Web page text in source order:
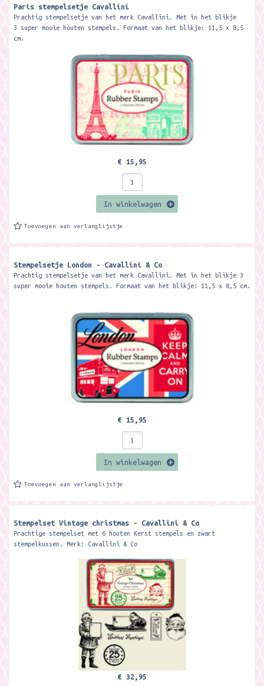
Paris stempelsetje Cavallini
Prachtig stempelsetje van het merk Cavallini. Met in het blikje
3 super mooie houten stempels. Formaat van het blikje: 11,5 x 8,5
cm.
€ 15,95
In winkelwagen
Toevoegen aan verlanglijstje
Stempelsetje London - Cavallini & Co
Prachtig stempelsetje van het merk Cavallini. Met in het blikje 3
super mooie houten stempels. Formaat van het blikje: 11,5 x 8,5 cm.
€ 15,95
In winkelwagen
Toevoegen aan verlanglijstje
Stempelset Vintage christmas - Cavallini & Co
Prachtige stempelset met 6 houten Kerst stempels en zwart
stempelkussen. Merk: Cavallini & Co
€ 32,95